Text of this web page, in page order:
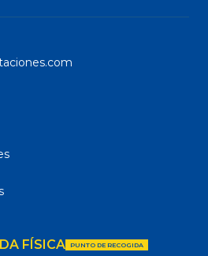
FÍSICA PUNTO DE RECOGIDA